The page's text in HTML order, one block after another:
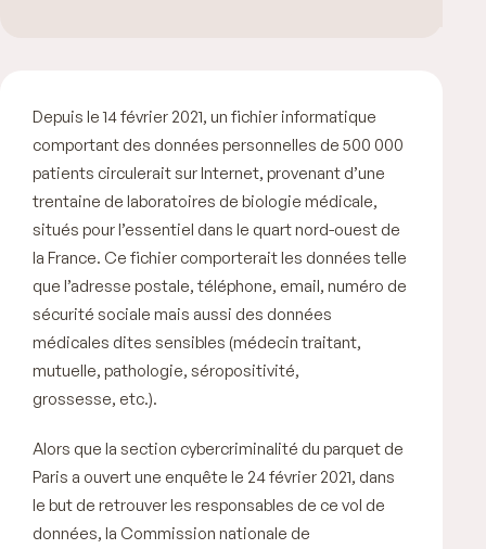
Depuis le 14 février 2021, un fichier informatique
comportant des données personnelles de 500 000
patients circulerait sur Internet, provenant d’une
trentaine de laboratoires de biologie médicale,
situés pour l’essentiel dans le quart nord-ouest de
la France. Ce fichier comporterait les données telle
que l’adresse postale, téléphone, email, numéro de
sécurité sociale mais aussi des données
médicales dites sensibles (médecin traitant,
mutuelle, pathologie, séropositivité,
grossesse, etc.).
Alors que la section cybercriminalité du parquet de
Paris a ouvert une enquête le 24 février 2021, dans
le but de retrouver les responsables de ce vol de
données, la Commission nationale de